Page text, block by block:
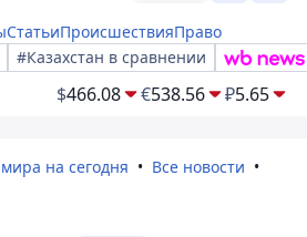
СтатьиПроисшествияПраво
#Казахстан в сравнении
$466.08 €538.56 ₽5.65
на сегодня
Все новости